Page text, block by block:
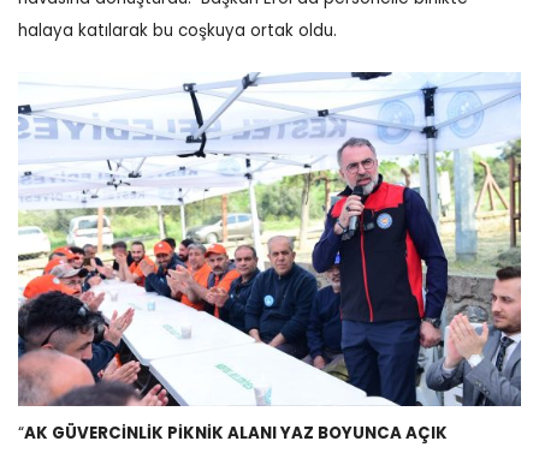
halaya katılarak bu coşkuya ortak oldu.
“AK GÜVERCİNLİK PİKNİK ALANI YAZ BOYUNCA AÇIK